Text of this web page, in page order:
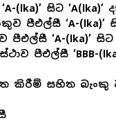
(lka)’ සිට ‘A(lka)’
පීඑල්සී ‘A-(lka)’
‘A-(lka)’ සිට
පීඑල්සී ‘BBB-
කිරීම් සහිත බැංකු